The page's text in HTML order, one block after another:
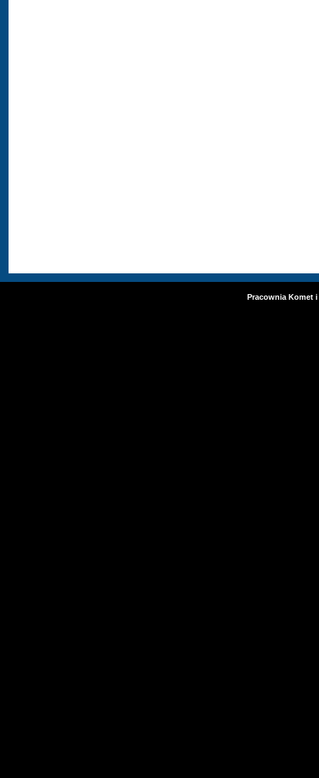
Pracownia Komet